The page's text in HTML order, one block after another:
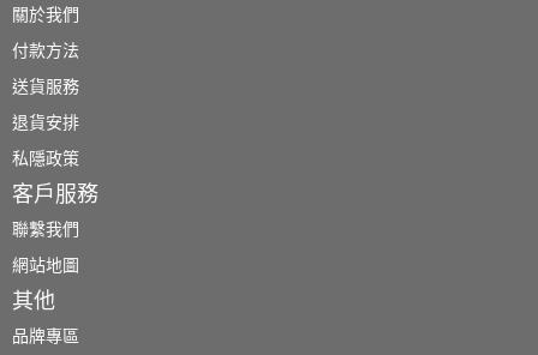
關於我們
付款方法
送貨服務
退貨安排
私隱政策
客戶服務
聯繫我們
網站地圖
其他
品牌專區